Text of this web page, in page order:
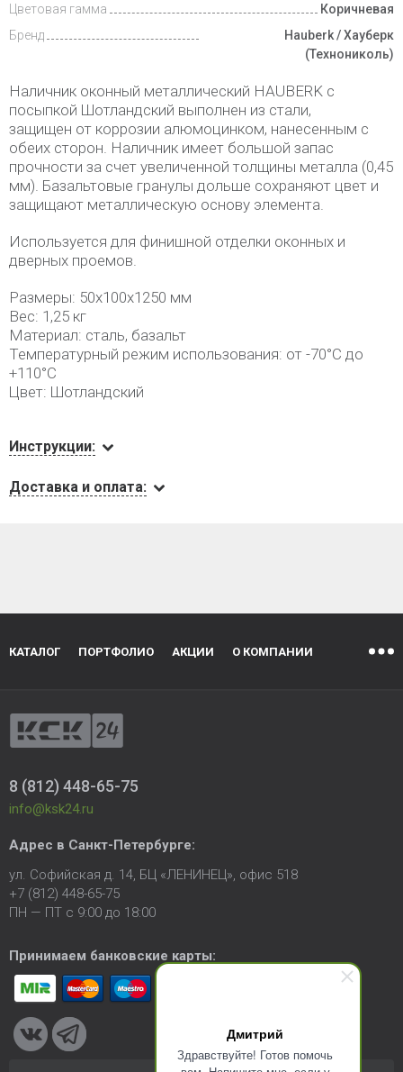
Дмитрий
Здравствуйте! Готов помочь
Цветовая гамма
Коричневая
Бренд
Hauberk / Хауберк
(Технониколь)
Наличник оконный металлический HAUBERK с
посыпкой Шотландский выполнен из стали,
защищен от коррозии алюмоцинком, нанесенным с
обеих сторон. Наличник имеет большой запас
прочности за счет увеличенной толщины металла (0,45
мм). Базальтовые гранулы дольше сохраняют цвет и
защищают металлическую основу элемента.
Используется для финишной отделки оконных и
дверных проемов.
Размеры: 50х100х1250 мм
Вес: 1,25 кг
Материал: сталь, базальт
Температурный режим использования: от -70°С до
+110°С
Цвет: Шотландский
Инструкции:
Доставка и оплата:
КАТАЛОГ ПОРТФОЛИО АКЦИИ О КОМПАНИИ
8 (812) 448-65-75
info@ksk24.ru
Адрес в Санкт-Петербурге:
ул. Софийская д. 14, БЦ «ЛЕНИНЕЦ», офис 518
+7 (812) 448-65-75
ПН — ПТ с 9:00 до 18:00
Принимаем банковские карты: